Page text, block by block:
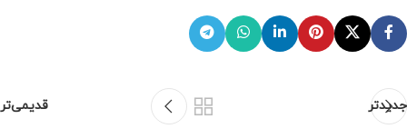
جدیدتر قدیمی‌تر